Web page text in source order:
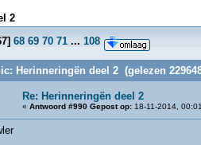
2
] 68 69 70 71 ... 108
Herinneringën deel 2 (gelezen
Re: Herinneringën deel 2
« Antwoord #990 Gepost op: 18-11-2014,